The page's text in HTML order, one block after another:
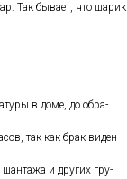
Так бы­ва­ет, что ша­рик
в до­ме, до об­ра­
так как брак ви­ден
шан­та­жа и дру­гих гру­